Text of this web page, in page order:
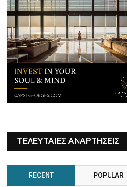
ΤΕΛΕΥΤΑΙΕΣ ΑΝΑΡΤΗΣΕΙΣ
RECENT POPULAR